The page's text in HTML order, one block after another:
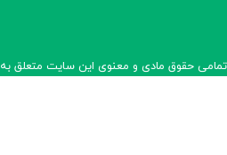
تمامی حقوق مادی و معنوی این سایت متعلق به